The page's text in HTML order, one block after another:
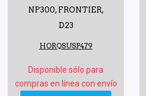
NP300, FRONTIER,
D23
HORQSUSP479
Disponible sólo para
compras en línea con envío